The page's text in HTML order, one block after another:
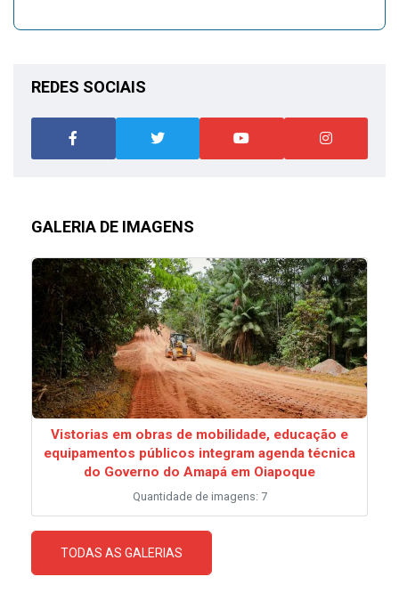
REDES SOCIAIS
GALERIA DE IMAGENS
Vistorias em obras de mobilidade, educação e
equipamentos públicos integram agenda técnica
do Governo do Amapá em Oiapoque
Quantidade de imagens: 7
TODAS AS GALERIAS